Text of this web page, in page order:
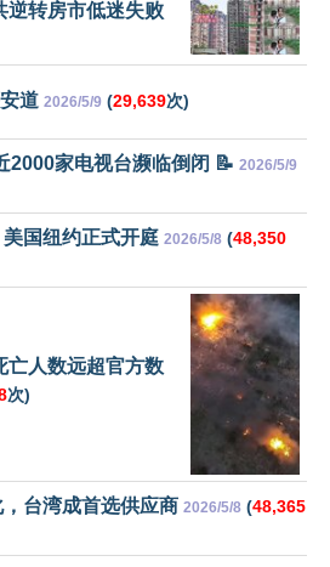
逆转房市低迷失败
道 2026/5/9 (29,639次)
2000家电视台濒临倒闭 📝 2026/5/9
国纽约正式开庭 2026/5/8 (48,350
亡人数远超官方数
次)
台湾成首选供应商 2026/5/8 (48,365